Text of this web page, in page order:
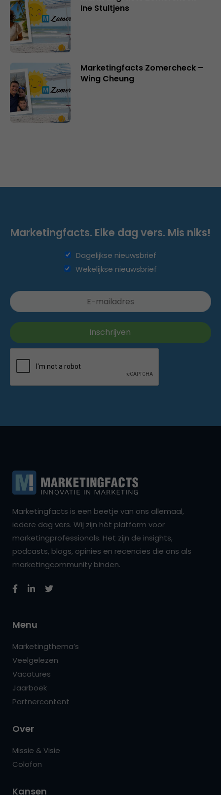
Ine Stultjens
Marketingfacts Zomercheck –
Wing Cheung
Marketingfacts. Elke dag vers. Mis niks!
Dagelijkse nieuwsbrief
Wekelijkse nieuwsbrief
Marketingfacts is een beetje van ons allemaal,
iedere dag vers. Wij zijn hét platform voor
marketingprofessionals. Het zijn de insights,
podcasts, blogs, opinies en recencies die ons als
marketingcommunity binden.
Menu
Marketingthema’s
Veelgelezen
Vacatures
Jaarboek
Partnercontent
Over
Missie & Visie
Colofon
Kansen